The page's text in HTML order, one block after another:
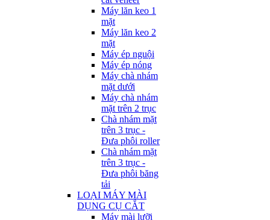
Máy lăn keo 1
mặt
Máy lăn keo 2
mặt
Máy ép nguội
Máy ép nóng
Máy chà nhám
mặt dưới
Máy chà nhám
mặt trên 2 trục
Chà nhám mặt
trên 3 trục -
Đưa phôi roller
Chà nhám mặt
trên 3 trục -
Đưa phôi băng
tải
LOẠI MÁY MÀI
DỤNG CỤ CẮT
Máy mài lưỡi